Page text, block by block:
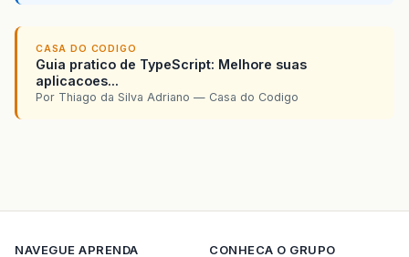
CASA DO CODIGO
Guia pratico de TypeScript: Melhore suas
aplicacoes...
Por Thiago da Silva Adriano — Casa do Codigo
NAVEGUE APRENDA
CONHECA O GRUPO